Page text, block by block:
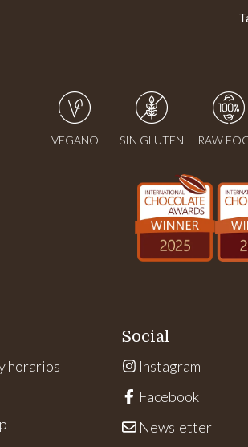
VEGANO SIN GLUTEN RAW
horarios
Social
Instagram
Facebook
Newsletter